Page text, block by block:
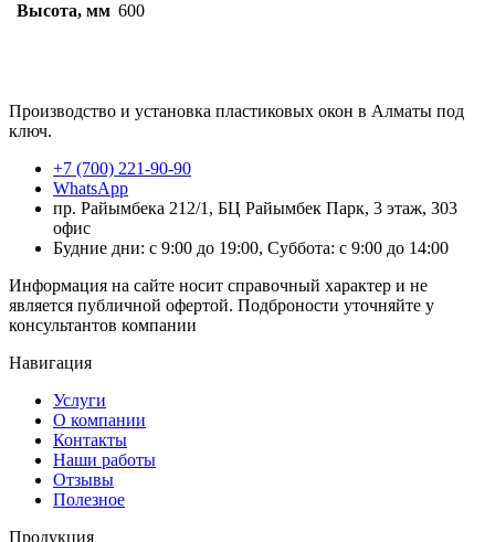
Высота, мм 600
Производство и установка пластиковых окон в Алматы под
ключ.
+7 (700) 221-90-90
WhatsApp
пр. Райымбека 212/1, БЦ Райымбек Парк, 3 этаж, 303
офис
Будние дни: с 9:00 до 19:00, Суббота: с 9:00 до 14:00
Информация на сайте носит справочный характер и не
является публичной офертой. Подброности уточняйте у
консультантов компании
Навигация
Услуги
О компании
Контакты
Наши работы
Отзывы
Полезное
Продукция